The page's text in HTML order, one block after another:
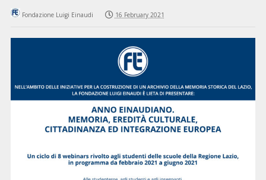
Fondazione Luigi Einaudi 16 February 2021